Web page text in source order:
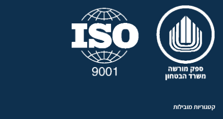
קטגוריות מובילות